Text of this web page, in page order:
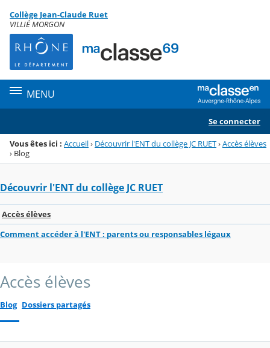
Menu de la rubrique
Contenu
Collège Jean-Claude Ruet
VILLIÉ MORGON
MENU
Se connecter
Vous êtes ici : Accueil› Découvrir l'ENT du collège JC RUET›Accès élèves
› Blog
Découvrir l'ENT du collège JC RUET
Accès élèves
Comment accéder à l'ENT : parents ou responsables légaux
Accès élèves
Blog Dossiers partagés